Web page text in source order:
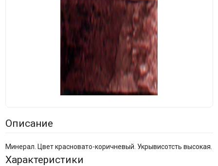
Описание
Минерал. Цвет красновато-коричневый. Укрывисотсть высокая.
Характеристики